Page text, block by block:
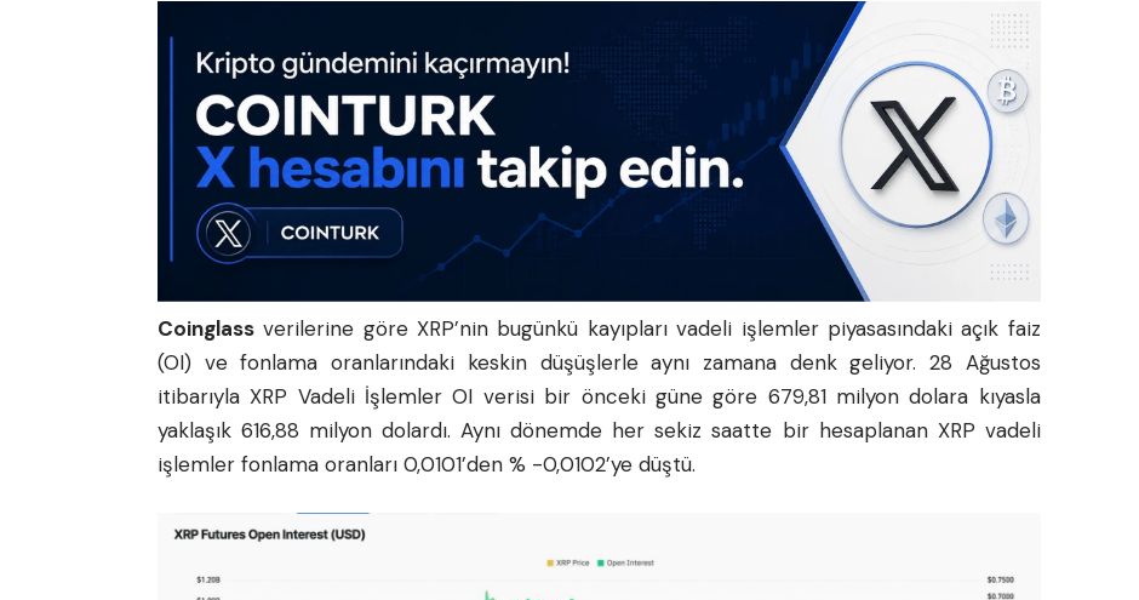
Coinglass verilerine göre XRP’nin bugünkü kayıpları vadeli işlemler piyasasındaki açık faiz
(OI) ve fonlama oranlarındaki keskin düşüşlerle aynı zamana denk geliyor. 28 Ağustos
itibarıyla XRP Vadeli İşlemler OI verisi bir önceki güne göre 679,81 milyon dolara kıyasla
yaklaşık 616,88 milyon dolardı. Aynı dönemde her sekiz saatte bir hesaplanan XRP vadeli
işlemler fonlama oranları 0,0101’den % -0,0102’ye düştü.